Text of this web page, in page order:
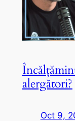
alergători?
Oct 9,